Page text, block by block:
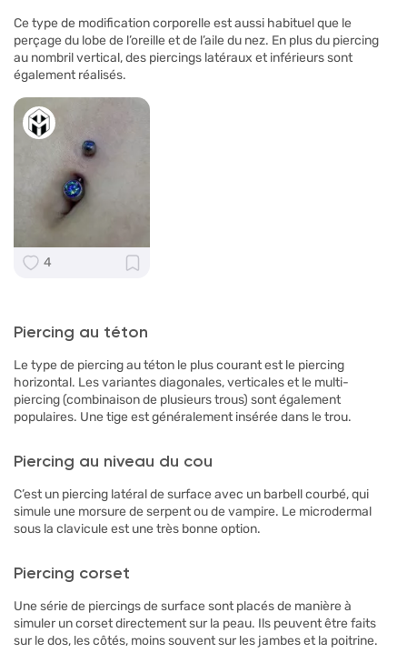
Ce type de modification corporelle est aussi habituel que le
perçage du lobe de l’oreille et de l’aile du nez. En plus du piercing
au nombril vertical, des piercings latéraux et inférieurs sont
également réalisés.
4
Piercing au téton
Le type de piercing au téton le plus courant est le piercing
horizontal. Les variantes diagonales, verticales et le multi-
piercing (combinaison de plusieurs trous) sont également
populaires. Une tige est généralement insérée dans le trou.
Piercing au niveau du cou
C’est un piercing latéral de surface avec un barbell courbé, qui
simule une morsure de serpent ou de vampire. Le microdermal
sous la clavicule est une très bonne option.
Piercing corset
Une série de piercings de surface sont placés de manière à
simuler un corset directement sur la peau. Ils peuvent être faits
sur le dos, les côtés, moins souvent sur les jambes et la poitrine.